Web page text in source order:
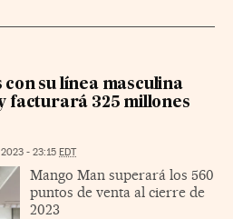
con su línea masculina
facturará 325 millones
- 23:15 EDT
Mango Man superará los 560
puntos de venta al cierre de
2023